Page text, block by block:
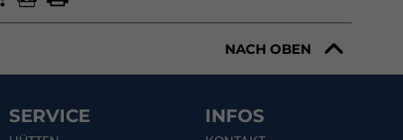
NACH OBEN
SERVICE INFOS